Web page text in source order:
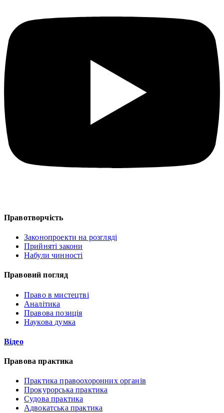
Правотворчість
Законопроекти на розгляді
Прийняті закони
Набули чинності
Правовий погляд
Право в мистецтві
Аналітика
Правова позиція
Наукова думка
Відео
Правова практика
Практика правоохоронних органів
Прокурорська практика
Судова практика
Адвокатська практика